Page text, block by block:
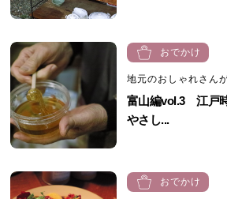
おでかけ
地元のおしゃれさん
富山編vol.3 江戸
やさし...
おでかけ